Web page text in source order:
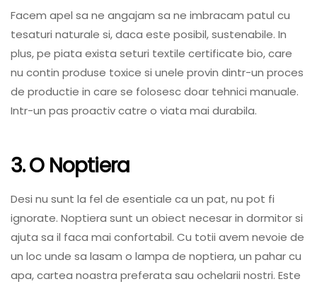
Facem apel sa ne angajam sa ne imbracam patul cu
tesaturi naturale si, daca este posibil, sustenabile. In
plus, pe piata exista seturi textile certificate bio, care
nu contin produse toxice si unele provin dintr-un proces
de productie in care se folosesc doar tehnici manuale.
Intr-un pas proactiv catre o viata mai durabila.
3. O Noptiera
Desi nu sunt la fel de esentiale ca un pat, nu pot fi
ignorate. Noptiera sunt un obiect necesar in dormitor si
ajuta sa il faca mai confortabil. Cu totii avem nevoie de
un loc unde sa lasam o lampa de noptiera, un pahar cu
apa, cartea noastra preferata sau ochelarii nostri. Este